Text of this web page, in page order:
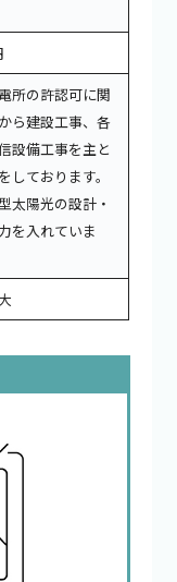
所の許認可に関
ら建設工事、各
設備工事を主と
しております。
太陽光の設計・
を入れていま